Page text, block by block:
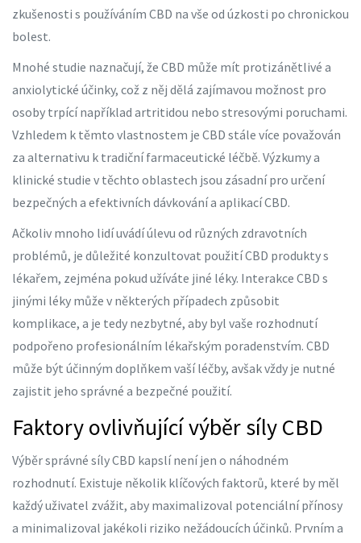
zkušenosti s používáním CBD na vše od úzkosti po chronickou
bolest.
Mnohé studie naznačují, že CBD může mít protizánětlivé a
anxiolytické účinky, což z něj dělá zajímavou možnost pro
osoby trpící například artritidou nebo stresovými poruchami.
Vzhledem k těmto vlastnostem je CBD stále více považován
za alternativu k tradiční farmaceutické léčbě. Výzkumy a
klinické studie v těchto oblastech jsou zásadní pro určení
bezpečných a efektivních dávkování a aplikací CBD.
Ačkoliv mnoho lidí uvádí úlevu od různých zdravotních
problémů, je důležité konzultovat použití CBD produkty s
lékařem, zejména pokud užíváte jiné léky. Interakce CBD s
jinými léky může v některých případech způsobit
komplikace, a je tedy nezbytné, aby byl vaše rozhodnutí
podpořeno profesionálním lékařským poradenstvím. CBD
může být účinným doplňkem vaší léčby, avšak vždy je nutné
zajistit jeho správné a bezpečné použití.
Faktory ovlivňující výběr síly CBD
Výběr správné síly CBD kapslí není jen o náhodném
rozhodnutí. Existuje několik klíčových faktorů, které by měl
každý uživatel zvážit, aby maximalizoval potenciální přínosy
a minimalizoval jakékoli riziko nežádoucích účinků. Prvním a